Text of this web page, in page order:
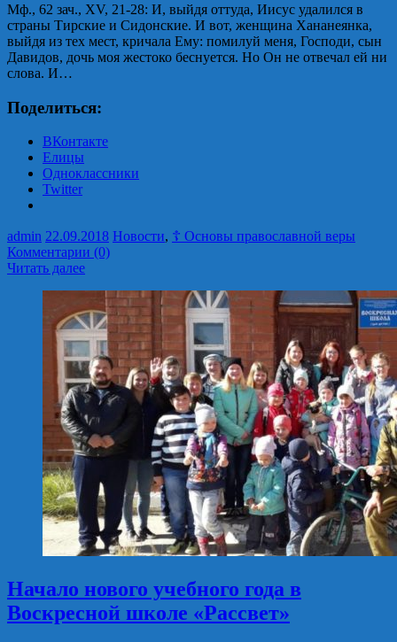
Мф., 62 зач., XV, 21-28: И, выйдя оттуда, Иисус удалился в
страны Тирские и Сидонские. И вот, женщина Хананеянка,
выйдя из тех мест, кричала Ему: помилуй меня, Господи, сын
Давидов, дочь моя жестоко беснуется. Но Он не отвечал ей ни
слова. И…
Поделиться:
ВКонтакте
Елицы
Одноклассники
Twitter
admin 22.09.2018 Новости, ☦ Основы православной веры
Комментарии (0)
Читать далее
Начало нового учебного года в
Воскресной школе «Рассвет»